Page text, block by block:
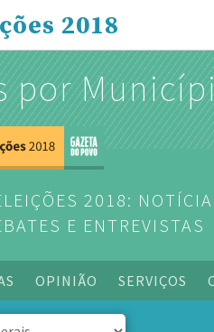
2018
por
2018:
E ENTREVISTAS
OPINIÃO SERVIÇOS